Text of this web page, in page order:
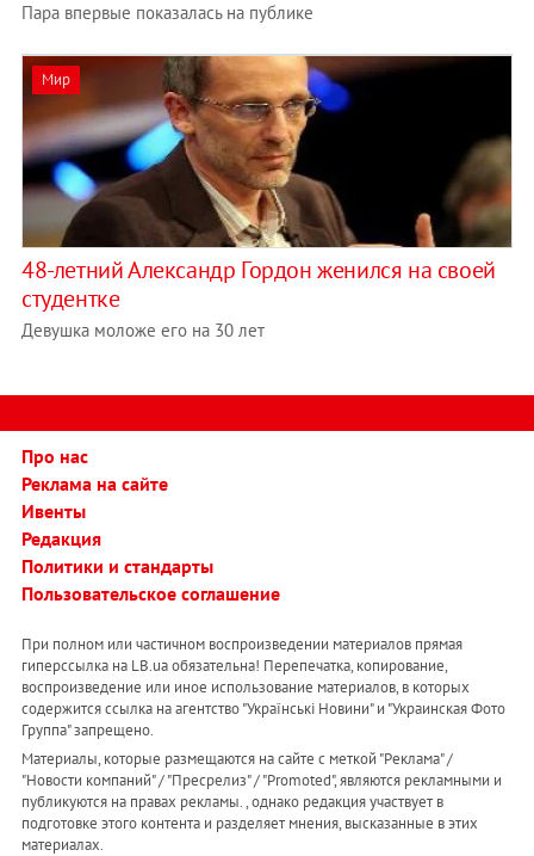
Пара впервые показалась на публике
Мир
48-летний Александр Гордон женился на своей
студентке
Девушка моложе его на 30 лет
Про нас
Реклама на сайте
Ивенты
Редакция
Политики и стандарты
Пользовательское соглашение
При полном или частичном воспроизведении материалов прямая
гиперссылка на LB.ua обязательна! Перепечатка, копирование,
воспроизведение или иное использование материалов, в которых
содержится ссылка на агентство "Українськi Новини" и "Украинская Фото
Группа" запрещено.
Материалы, которые размещаются на сайте с меткой "Реклама" /
"Новости компаний" / "Пресрелиз" / "Promoted", являются рекламными и
публикуются на правах рекламы. , однако редакция участвует в
подготовке этого контента и разделяет мнения, высказанные в этих
материалах.